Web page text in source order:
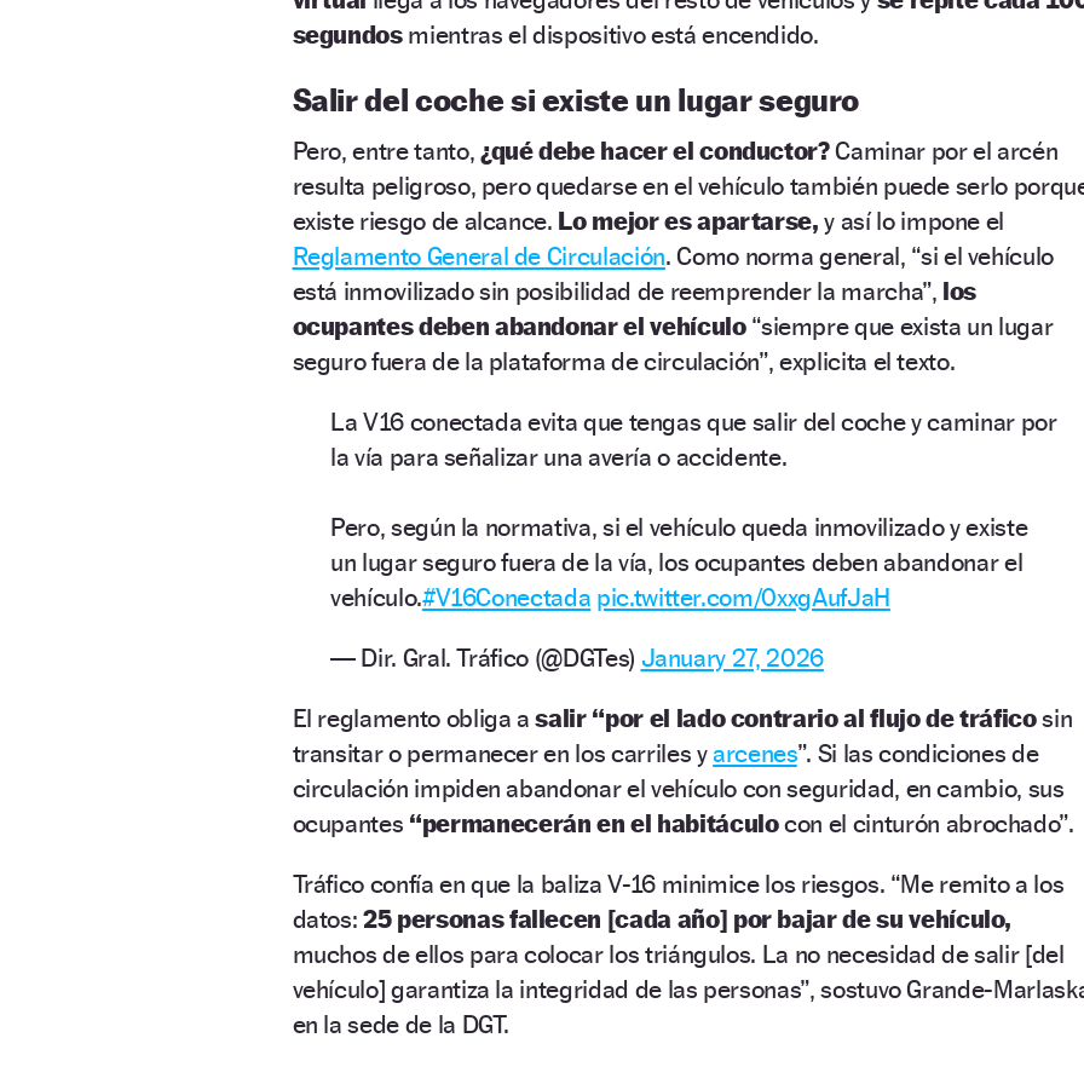
segundos mientras el dispositivo está encendido.
Salir del coche si existe un lugar seguro
Pero, entre tanto, ¿qué debe hacer el conductor?Caminar por el arcén
resulta peligroso, pero quedarse en el vehículo también puede serlo
existe riesgo de alcance. Lo mejor es apartarse, y así lo impone el
Reglamento General de Circulación. Como norma general, “si el vehículo
está inmovilizado sin posibilidad de reemprender la marcha”, los
ocupantes deben abandonar el vehículo“siempre que exista un lugar
seguro fuera de la plataforma de circulación”, explicita el texto.
La V16 conectada evita que tengas que salir del coche y caminar por
la vía para señalizar una avería o accidente.​
Pero, según la normativa, si el vehículo queda inmovilizado y existe
un lugar seguro fuera de la vía, los ocupantes deben abandonar el
vehículo.​#V16Conectada pic.twitter.com/0xxgAufJaH
— Dir. Gral. Tráfico (@DGTes) January 27, 2026
El reglamento obliga asalir “por el lado contrario al flujo de tráficosin
transitar o permanecer en los carriles yarcenes”. Si las condiciones de
circulación impiden abandonar el vehículo con seguridad, en cambio, sus
ocupantes “permanecerán en el habitáculocon el cinturón abrochado”.
Tráfico confía en que la baliza V-16 minimice los riesgos. “Me remito a los
datos:25 personas fallecen [cada año] por bajar de su vehículo,
muchos de ellos para colocar los triángulos. La no necesidad de salir [del
vehículo] garantiza la integridad de las personas”, sostuvo Grande-
en la sede de la DGT.